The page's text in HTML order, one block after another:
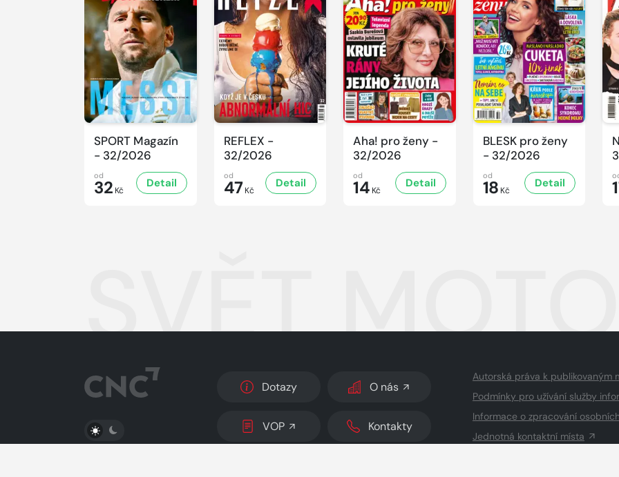
SPORT Magazín
- 32/2026
od
32 Kč
Detail
REFLEX -
32/2026
od
47 Kč
Detail
Aha! pro ženy -
32/2026
od
14 Kč
Detail
BLESK pro ženy
- 32/2026
od
18 Kč
Detail
SVĚT
PŘEPNOUT SVĚTLÝ/TMAVÝ REŽIM
Dotazy O nás
VOP Kontakty
Autorská práva k publikovaným
Podmínky pro užívání služby
Informace o zpracování
Jednotná kontaktní místa